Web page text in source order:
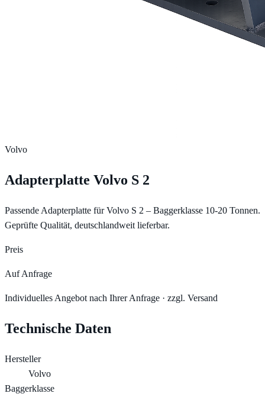
Volvo
Adapterplatte Volvo S 2
Passende Adapterplatte für Volvo S 2 – Baggerklasse 10-20 Tonnen.
Geprüfte Qualität, deutschlandweit lieferbar.
Preis
Auf Anfrage
Individuelles Angebot nach Ihrer Anfrage · zzgl. Versand
Technische Daten
Hersteller
Volvo
Baggerklasse